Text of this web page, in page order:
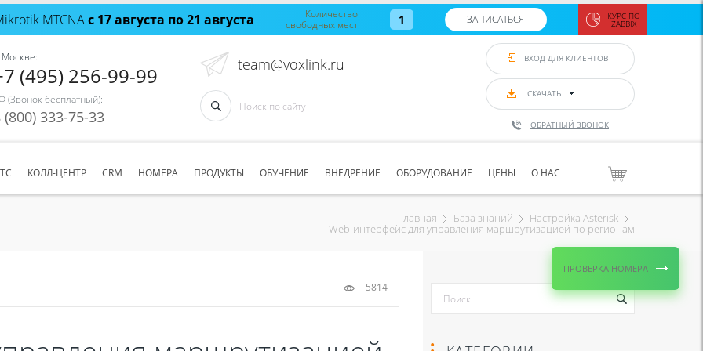
MTCNAс 17 августа по 21 августа
Количество
свободных мест
1 ЗАПИСАТЬСЯ КУРС ПО
ZABBIX
ВХОД ДЛЯ КЛИЕНТОВ
СКАЧАТЬ
ОБРАТНЫЙ ЗВОНОК
(495) 256-99-99
(Звонок бесплатный):
(800) 333-75-33
team@voxlink.ru
КОЛЛ-ЦЕНТР CRM НОМЕРА ПРОДУКТЫ ОБУЧЕНИЕ ВНЕДРЕНИЕ ОБОРУДОВАНИЕ ЦЕНЫ О НАС
Главная База знаний Настройка Asterisk
Web-интерфейс для управления маршрутизацией по регионам
5814
ПРОВЕРКА НОМЕРА